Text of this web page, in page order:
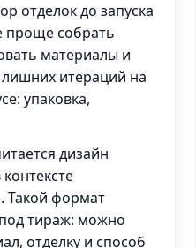
отделок до запуска
проще собрать
материалы и
лишних итераций на
упаковка,
дизайн
Такой формат
тираж: можно
отделку и способ